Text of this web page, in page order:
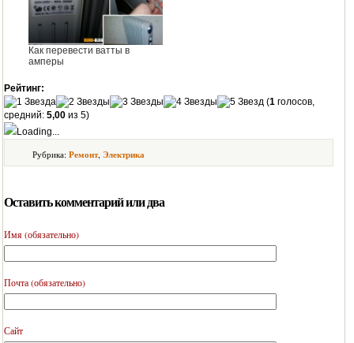
Как перевести ватты в
амперы
Рейтинг:
(1 голосов,
средний: 5,00 из 5)
Loading...
Рубрика: Ремонт, Электрика
Оставить комментарий или два
Имя (обязательно)
Почта (обязательно)
Сайт